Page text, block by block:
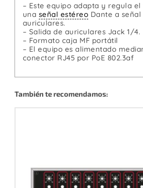
– Este equipo adapta y regula
una señal estéreo Dante a señal
auriculares.
– Salida de auriculares Jack 1/4.
– Formato caja MF portátil
– El equipo es alimentado
conector RJ45 por PoE 802.3af
También te recomendamos: